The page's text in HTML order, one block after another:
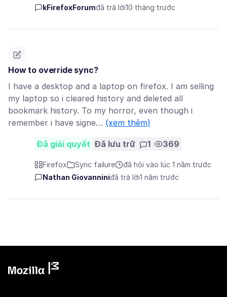
kFirefoxForumđã trả lời10 tháng trước
How to override sync?
I have a desktop and a laptop on firefox. I am selling
my laptop so i cleared history and deleted all
bookmark history. To my horror, even though i
remember i have signe… (xem thêm)
Đã giải quyết Đã lưu trữ 1 369
Firefox Sync failure
đã hỏi vào lúc 1 năm trước
Nathan Giovanniniđã trả lời1 năm trước